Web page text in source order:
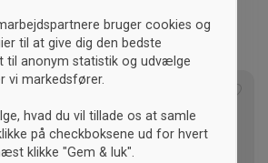
kr. 189,- kr. Vejl. 350,- kr.
2XS S
til
ønskeliste
UNISEX
bruger cookies og
til at give dig den bedste
til anonym statistik og udvælge
vi markedsfører.
hvad du vil tillade os at samle
på checkboksene ud for hvert
klikke "Gem & luk".